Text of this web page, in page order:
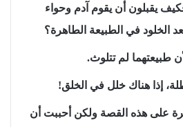
يقبلون أن يقوم آدم وحواء
الخلود في الطبيعة الطاهرة؟
طبيعتهما لم تتلوث.
إذا هناك خلل في الخلق!
على هذه القصة ولكن أحببت أن